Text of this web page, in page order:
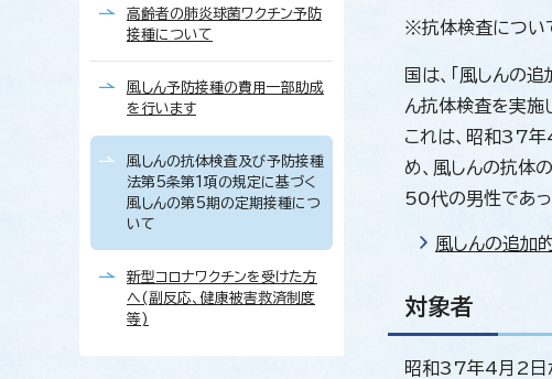
※抗体検査につい
国は、「風しんの
ん抗体検査を実施
これは、昭和37
め、風しんの抗体
50代の男性であっ
風しんの追加
対象者
昭和37年4月2日
高齢者の肺炎球菌ワクチン予防
接種について
風しん予防接種の費用一部助成
を行います
風しんの抗体検査及び予防接種
法第5条第1項の規定に基づく
風しんの第5期の定期接種につ
いて
新型コロナワクチンを受けた方
へ(副反応、健康被害救済制度
等)